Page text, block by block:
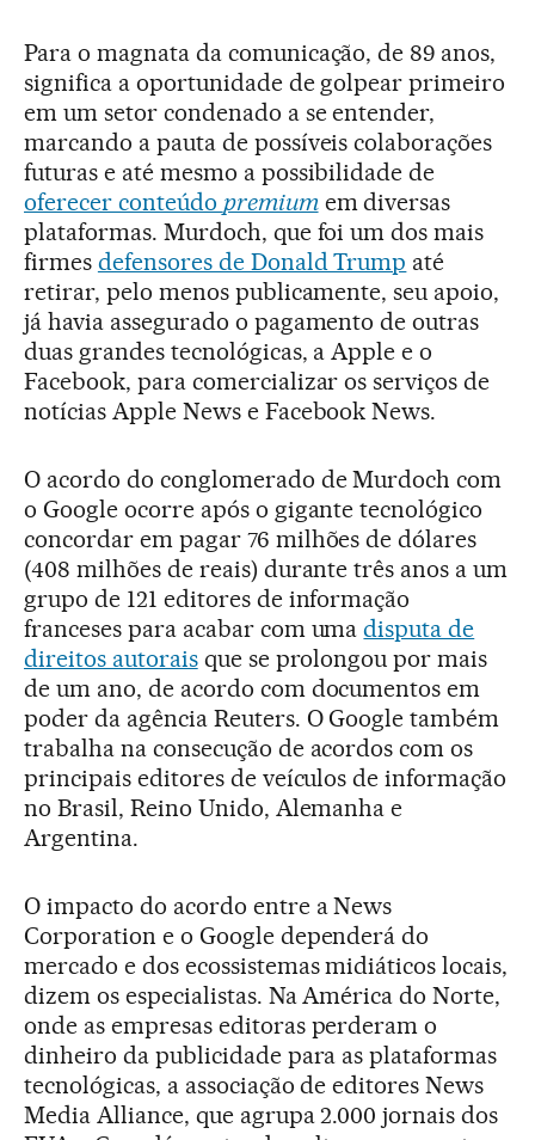
Para o magnata da comunicação, de 89 anos,
significa a oportunidade de golpear primeiro
em um setor condenado a se entender,
marcando a pauta de possíveis colaborações
futuras e até mesmo a possibilidade de
oferecer conteúdo premiumem diversas
plataformas. Murdoch, que foi um dos mais
firmes defensores de Donald Trump até
retirar, pelo menos publicamente, seu apoio,
já havia assegurado o pagamento de outras
duas grandes tecnológicas, a Apple e o
Facebook, para comercializar os serviços de
notícias Apple News e Facebook News.
O acordo do conglomerado de Murdoch com
o Google ocorre após o gigante tecnológico
concordar em pagar 76 milhões de dólares
(408 milhões de reais) durante três anos a um
grupo de 121 editores de informação
franceses para acabar com umadisputa de
direitos autoraisque se prolongou por mais
de um ano, de acordo com documentos em
poder da agência Reuters. O Google também
trabalha na consecução de acordos com os
principais editores de veículos de informação
no Brasil, Reino Unido, Alemanha e
Argentina.
O impacto do acordo entre a News
Corporation e o Google dependerá do
mercado e dos ecossistemas midiáticos locais,
dizem os especialistas. Na América do Norte,
onde as empresas editoras perderam o
dinheiro da publicidade para as plataformas
tecnológicas, a associação de editores News
Media Alliance, que agrupa 2.000 jornais dos